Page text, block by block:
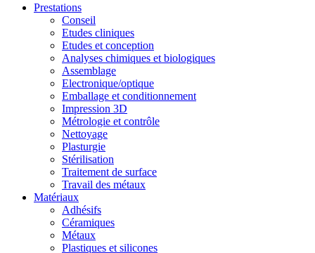
Prestations
Conseil
Etudes cliniques
Etudes et conception
Analyses chimiques et biologiques
Assemblage
Electronique/optique
Emballage et conditionnement
Impression 3D
Métrologie et contrôle
Nettoyage
Plasturgie
Stérilisation
Traitement de surface
Travail des métaux
Matériaux
Adhésifs
Céramiques
Métaux
Plastiques et silicones